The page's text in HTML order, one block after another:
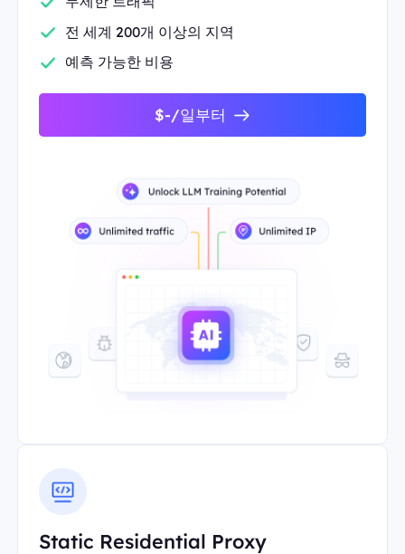
전 세계 200개 이상의 지역
예측 가능한 비용
$-/일부터
Static Residential Proxy